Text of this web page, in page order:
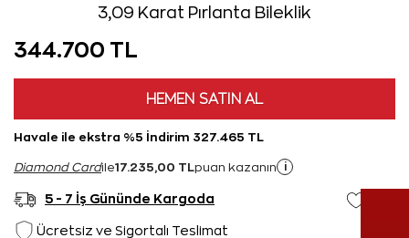
3,09 Karat Pırlanta Bileklik
344.700 TL
HEMEN SATIN AL
Havale ile ekstra %5 İndirim 327.465 TL
Diamond Cardile17.235,00 TL puan kazanın i
5 - 7 İş Gününde Kargoda
Ücretsiz ve Sigortalı Teslimat